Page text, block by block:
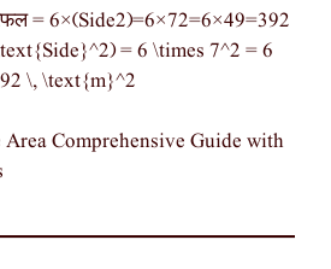
= 6×(Side2)=6×72=6×49=392
= 6 \times 7^2 = 6
\, \text{m}^2
Comprehensive Guide with